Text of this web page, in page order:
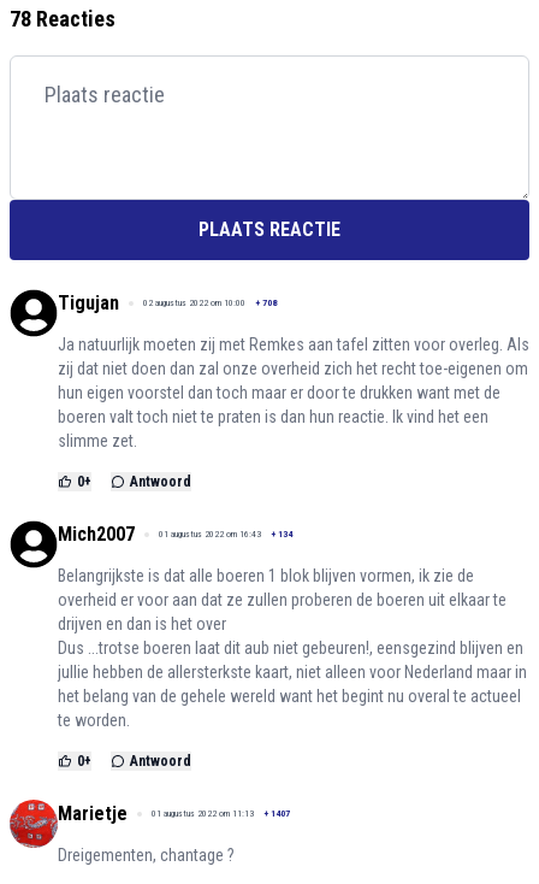
78 Reacties
PLAATS REACTIE
Tigujan 02 augustus 2022 om 10:00 + 708
Ja natuurlijk moeten zij met Remkes aan tafel zitten voor overleg. Als
zij dat niet doen dan zal onze overheid zich het recht toe-eigenen om
hun eigen voorstel dan toch maar er door te drukken want met de
boeren valt toch niet te praten is dan hun reactie. Ik vind het een
slimme zet.
0+ Antwoord
Mich2007 01 augustus 2022 om 16:43 + 134
Belangrijkste is dat alle boeren 1 blok blijven vormen, ik zie de
overheid er voor aan dat ze zullen proberen de boeren uit elkaar te
drijven en dan is het over
Dus ...trotse boeren laat dit aub niet gebeuren!, eensgezind blijven en
jullie hebben de allersterkste kaart, niet alleen voor Nederland maar in
het belang van de gehele wereld want het begint nu overal te actueel
te worden.
0+ Antwoord
Marietje 01 augustus 2022 om 11:13 + 1407
Dreigementen, chantage ?